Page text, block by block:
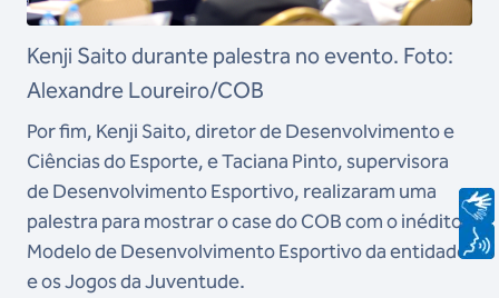
Kenji Saito durante palestra no evento. Foto:
Alexandre Loureiro/COB
Por fim, Kenji Saito, diretor de Desenvolvimento e
Ciências do Esporte, e Taciana Pinto, supervisora
de Desenvolvimento Esportivo, realizaram uma
palestra para mostrar o case do COB com o inédito
Modelo de Desenvolvimento Esportivo da entidade
e os Jogos da Juventude.